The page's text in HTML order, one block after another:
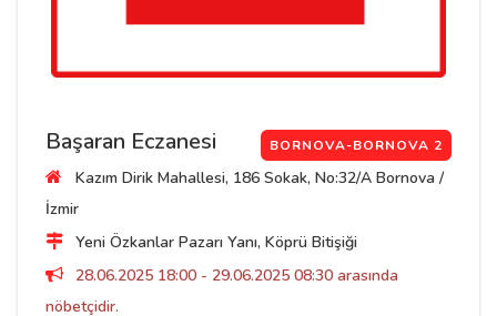
Başaran Eczanesi BORNOVA-BORNOVA 2
Kazım Dirik Mahallesi, 186 Sokak, No:32/A Bornova /
İzmir
Yeni Özkanlar Pazarı Yanı, Köprü Bitişiği
28.06.2025 18:00 - 29.06.2025 08:30 arasında
nöbetçidir.